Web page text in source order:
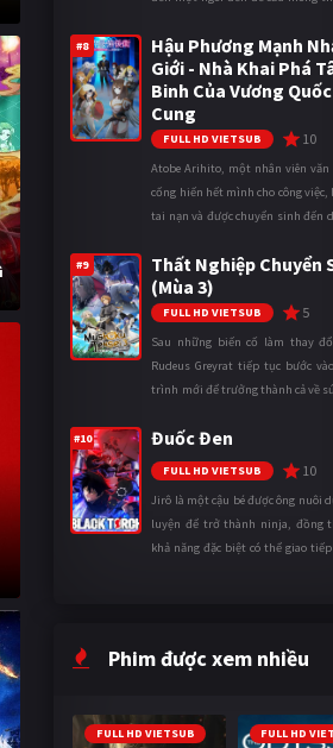
cậu được Thần Tình Y ...
#8
Hậu Phương Mạnh
Giới - Nhà Khai Phá
Binh Của Vương
Cung
FULL HD VIETSUB 10
Atobe Arihito, một nhân viên văn
cống hiến hết mình cho công việc,
tai nạn và được chuyển sinh đến
thành một mạo hiểm gi ...
#9
Thất Nghiệp Chuyển
(Mùa 3)
FULL HD VIETSUB 5
Sau những biến cố làm thay
Rudeus Greyrat tiếp tục bước
trình mới để trưởng thành cả về
ngày càng khắc nghiệt, anh ...
#10 Đuốc Đen
FULL HD VIETSUB 10
Jirô là một cậu bé được ông nuôi
luyện để trở thành ninja, đồng
khả năng đặc biệt có thể giao tiếp
Phim được xem nhiều
FULL HD VIETSUB FULL HD